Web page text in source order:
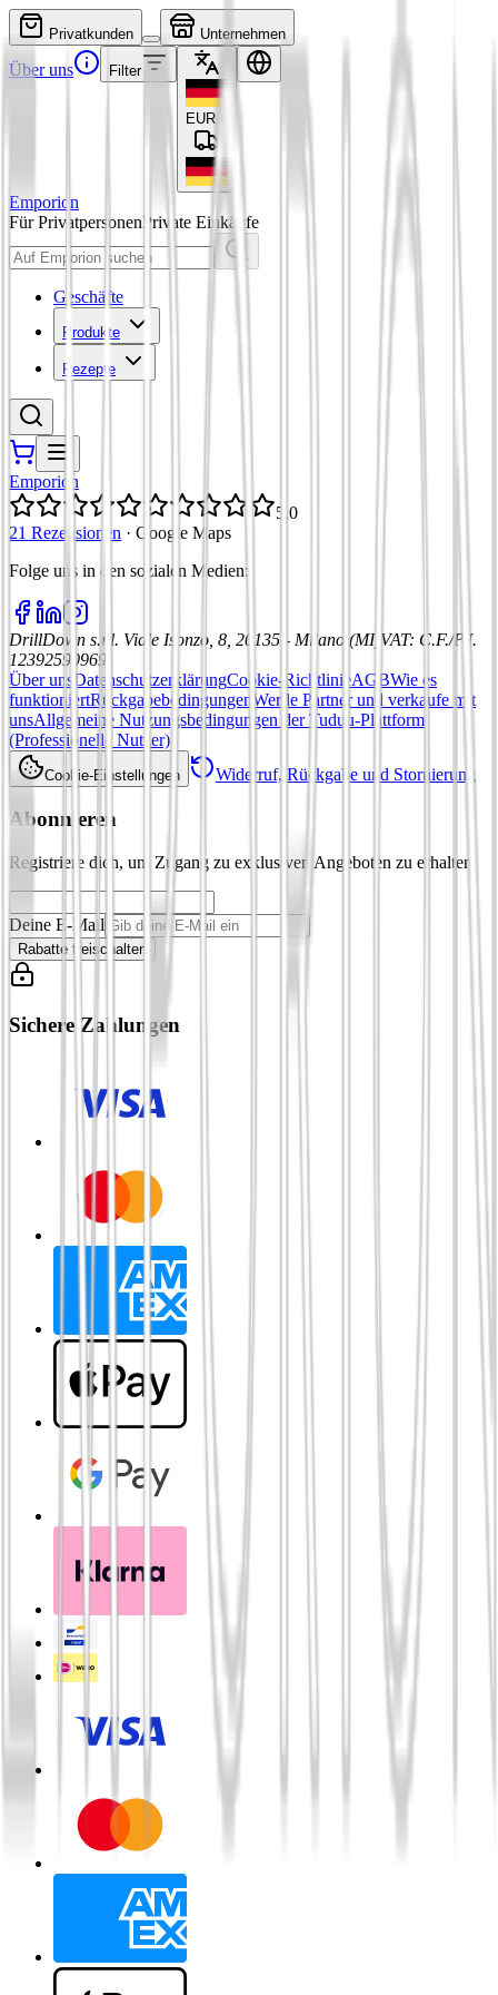
Privatkunden Unternehmen
Über uns Filter
EUR
Emporion
Für PrivatpersonenPrivate Einkäufe
Geschäfte
Produkte
Rezepte
Emporion
5,0
21 Rezensionen · Google Maps
Folge uns in den sozialen Medien:
DrillDown s.r.l. Viale Isonzo, 8, 20135 - Milano (MI) VAT: C.F./P.I.
12392590969
Über uns DatenschutzerklärungCookie-RichtlinieAGBWie es
funktioniertRückgabebedingungen Werde Partner und verkaufe mit
unsAllgemeine Nutzungsbedingungen der Tuduu-Plattform
(Professionelle Nutzer)
Cookie-Einstellungen Widerruf, Rückgabe und Stornierung
Abonnieren
Registriere dich, um Zugang zu exklusiven Angeboten zu erhalten
Deine E-Mail
Rabatte freischalten
Sichere Zahlungen